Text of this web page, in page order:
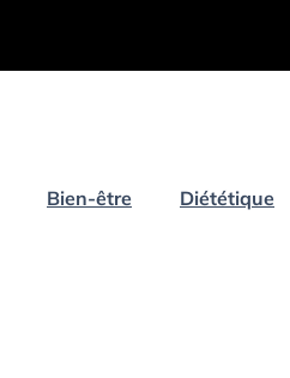
Bien-être Diététique